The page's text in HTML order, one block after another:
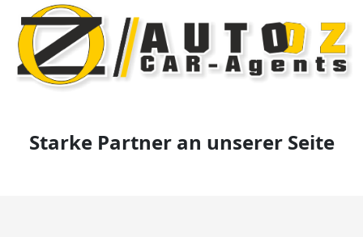
Starke Partner an unserer Seite